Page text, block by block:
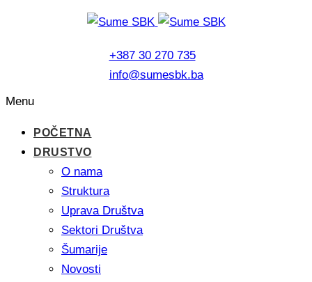
+387 30 270 735
info@sumesbk.ba
Menu
POČETNA
DRUSTVO
O nama
Struktura
Uprava Društva
Sektori Društva
Šumarije
Novosti